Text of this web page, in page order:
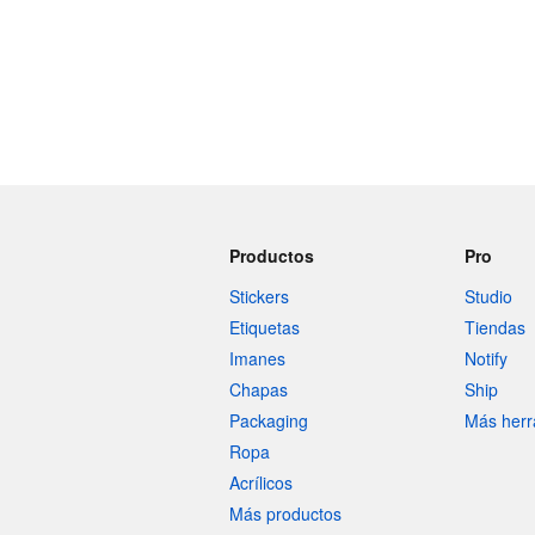
Productos
Stickers
Etiquetas
Imanes
Chapas
Packaging
Ropa
Acrílicos
Más productos
Pro
Studio
Tiendas
Notify
Ship
Más